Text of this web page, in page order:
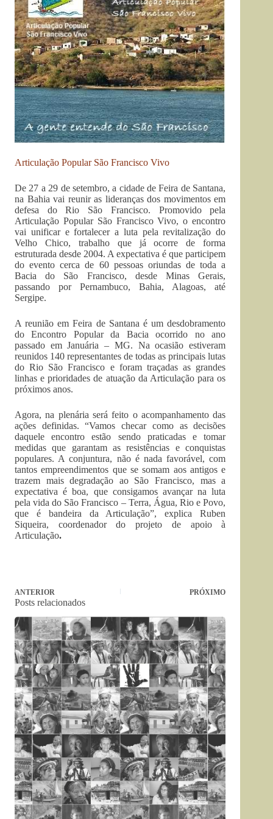
Articulação Popular São Francisco Vivo
De 27 a 29 de setembro, a cidade de Feira de Santana,
na Bahia vai reunir as lideranças dos movimentos em
defesa do Rio São Francisco. Promovido pela
Articulação Popular São Francisco Vivo, o encontro
vai unificar e fortalecer a luta pela revitalização do
Velho Chico, trabalho que já ocorre de forma
estruturada desde 2004. A expectativa é que participem
do evento cerca de 60 pessoas oriundas de toda a
Bacia do São Francisco, desde Minas Gerais,
passando por Pernambuco, Bahia, Alagoas, até
Sergipe.
A reunião em Feira de Santana é um desdobramento
do Encontro Popular da Bacia ocorrido no ano
passado em Januária – MG. Na ocasião estiveram
reunidos 140 representantes de todas as principais lutas
do Rio São Francisco e foram traçadas as grandes
linhas e prioridades de atuação da Articulação para os
próximos anos.
Agora, na plenária será feito o acompanhamento das
ações definidas. “Vamos checar como as decisões
daquele encontro estão sendo praticadas e tomar
medidas que garantam as resistências e conquistas
populares. A conjuntura, não é nada favorável, com
tantos empreendimentos que se somam aos antigos e
trazem mais degradação ao São Francisco, mas a
expectativa é boa, que consigamos avançar na luta
pela vida do São Francisco – Terra, Água, Rio e Povo,
que é bandeira da Articulação”, explica Ruben
Siqueira, coordenador do projeto de apoio à
Articulação.
ANTERIOR PRÓXIMO
Posts relacionados